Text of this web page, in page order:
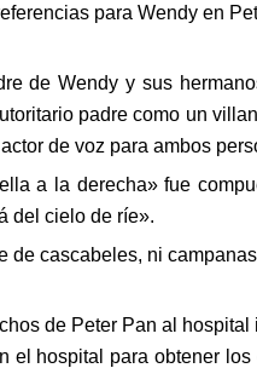
para Wendy en
de Wendy y sus
padre como un
de voz para ambos
a la derecha» fue
del cielo de ríe».
de cascabeles, ni
de Peter Pan al
el hospital para obtener